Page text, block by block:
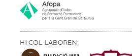
HI COL·LABOREN: